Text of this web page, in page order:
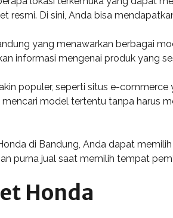
resmi. Di sini, Anda bisa
yang menawarkan berbagai
informasi mengenai produk yang
populer, seperti situs e-
model tertentu tanpa harus
di Bandung, Anda dapat
purna jual saat memilih tempat
Honda